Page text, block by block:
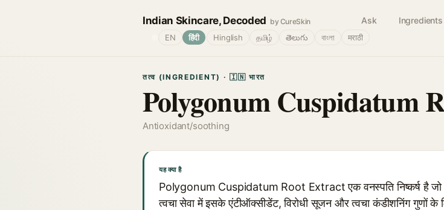
Indian Skincare, Decoded by CureSkin Ask Ingredients
EN हिंदी Hinglish தமிழ் తెలుగు বাংলা मराठी
तत्व (INGREDIENT) · 🇮🇳 भारत
Polygonum Cuspidatum
Antioxidant/soothing
यह क्या है
Polygonum Cuspidatum Root Extract एक वनस्पति निष्कर्ष है जो
त्वचा सेवा में इसके एंटीऑक्सीडेंट, विरोधी सूजन और त्वचा कंडीशनिंग गुणों के